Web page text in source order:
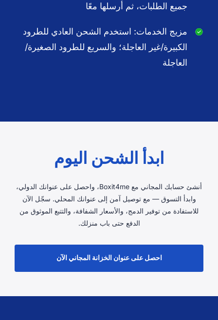
جميع الطلبات، ثم أرسلها معًا
مزيج الخدمات: استخدم الشحن العادي للطرود
الكبيرة/غير العاجلة؛ والسريع للطرود الصغيرة/
العاجلة
ابدأ الشحن اليوم
أنشئ حسابك المجاني مع Boxit4me، واحصل على عنوانك الدولي،
وابدأ التسوق — مع توصيل آمن إلى عنوانك المحلي. سجّل الآن
للاستفادة من توفير الدمج، والأسعار الشفافة، والتتبع الموثوق من
الدفع حتى باب منزلك.
احصل على عنوان الخزانة المجاني الآن